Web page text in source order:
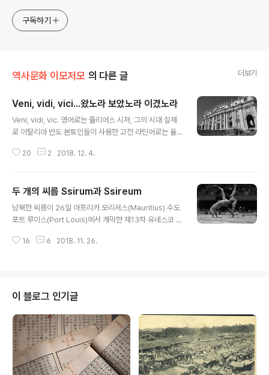
approach will be to resist any common sense or
generalized viewpoint
구독하기
역사문화 이모저모 의 다른 글 더보기
Veni, vidi, vici...왔노라 보았노라 이겼노라
Veni, vidi, vic. 영어로는 줄리어스 시저, 그의 시대 실제
로 이탈리아 반도 본토인들이 사용한 고전 라틴어로는 율
을 내가 새삼 끌어댄 까닭은 그것이 태동한 역사적 맥락이
한 두어 마디를 보태고자 함이다. 기원전 47년, 젤라 전투
(the Battle of Zela)에서 폰투스 왕 파르나케스 2세(Ph
arnaces II of Pontus)를 순식간에 제압하고는 의기양양
e, I saw, I conquered 라고 번역하거니와, 왔노라 보았
20 2 2018. 12. 4.
두 개의 씨름 Ssirum과 Ssireum
남북한 씨름이 26일 아프리카 모리셔스(Mauritius) 수도
포트 루이스(Port Louis)에서 개막한 제13차 유네스코 무
governmental Committee for the Safeguarding
on)됐다. 등재 목록 이름은 조금은 요상해 'Traditional K
orean Wrestling, Ssirum/Ssireum'이거니와, 굳이 이
를 옮기면 '전통의 한국 레슬링, 씨름'이 된다. 씨름이면..
16 6 2018. 11. 26.
이 블로그 인기글